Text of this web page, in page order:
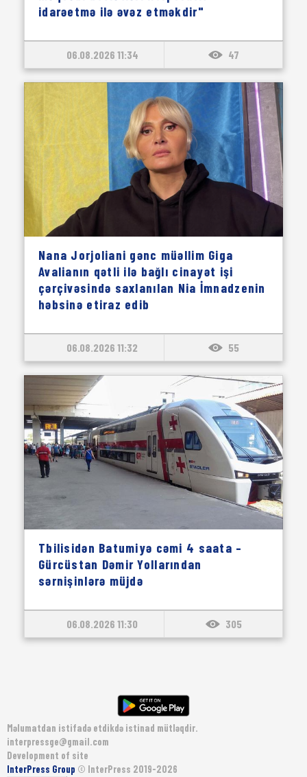
idarəetmə ilə əvəz etməkdir"
06.08.2026 11:34 47
Nana Jorjoliani gənc müəllim Giga
Avalianın qətli ilə bağlı cinayət işi
çərçivəsində saxlanılan Nia İmnadzenin
həbsinə etiraz edib
06.08.2026 11:32 55
Tbilisidən Batumiyə cəmi 4 saata –
Gürcüstan Dəmir Yollarından
sərnişinlərə müjdə
06.08.2026 11:30 305
Məlumatdan istifadə etdikdə istinad mütləqdir.
interpressge@gmail.com
Development of site
InterPress Group © InterPress 2019-2026